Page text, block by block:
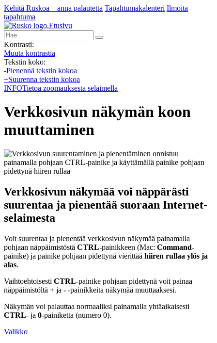
Kehitä Ruskoa – anna palautetta Tapahtumakalenteri Ilmoita
tapahtuma
Etusivu
Hae:
Kontrasti:
Muuta kontrastia
Tekstin koko:
-Pienennä tekstin kokoa
+Suurenna tekstin kokoa
INFOTietoa zoomauksesta selaimella
Verkkosivun näkymän koon
muuttaminen
Verkkosivun näkymää voi näppärästi
suurentaa ja pienentää suoraan Internet-
selaimesta
Voit suurentaa ja pienentää verkkosivun näkymää painamalla
pohjaan näppäimistöstä CTRL-painikkeen (Mac: Command-
painike) ja painike pohjaan pidettynä vierittää hiiren rullaa ylös ja
alas.
Vaihtoehtoisesti CTRL-painike pohjaan pidettynä voit painaa
näppäimistöltä + ja - -painikkeita näkymää muuttaaksesi.
Näkymän voi palauttaa normaaliksi painamalla yhtäaikaisesti
CTRL- ja 0-painiketta (numero 0).
Valikko